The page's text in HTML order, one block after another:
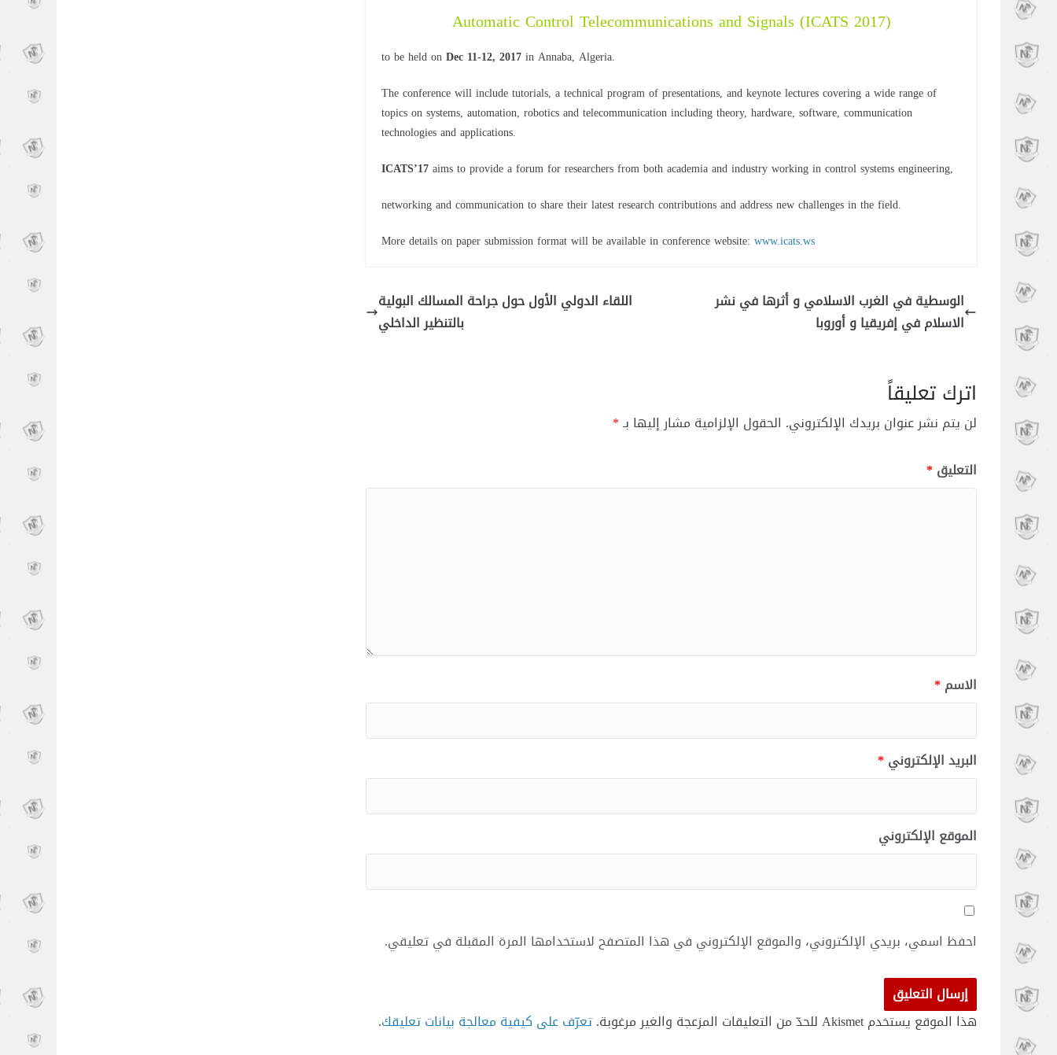
Automatic Control Telecommunications and Signals (ICATS 2017)
to be held onDec 11-12, 2017in Annaba, Algeria.
The conference will include tutorials, a technical program of presentations, and keynote lectures covering a wide range of
topics on systems, automation, robotics and telecommunication including theory, hardware, software, communication
technologies and applications.
ICATS’17aims to provide a forum for researchers from both academia and industry working in control systems engineering,
networking and communication to share their latest research contributions and address new challenges in the field.
More details on paper submission format will be available in conference website: www.icats.ws
الوسطية في الغرب الاسلامي و أثرها في نشر
الاسلام في إفريقيا و أوروبا
اللقاء الدولي الأول حول جراحة المسالك البولية
بالتنظير الداخلي
اترك تعليقاً
لن يتم نشر عنوان بريدك الإلكتروني. الحقول الإلزامية مشار إليها بـ*
التعليق*
الاسم*
البريد الإلكتروني*
الموقع الإلكتروني
احفظ اسمي، بريدي الإلكتروني، والموقع الإلكتروني في هذا المتصفح لاستخدامها المرة المقبلة في تعليقي.
هذا الموقع يستخدم Akismet للحدّ من التعليقات المزعجة والغير مرغوبة. تعرّف على كيفية معالجة بيانات تعليقك.